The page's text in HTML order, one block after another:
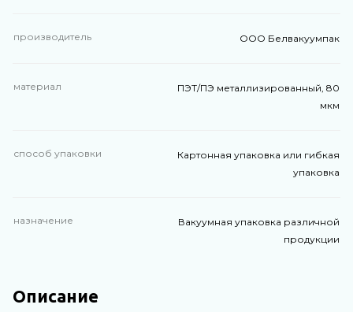
производитель ООО Белвакуумпак
материал
ПЭТ/ПЭ металлизированный, 80
мкм
способ упаковки
Картонная упаковка или гибкая
упаковка
назначение
Вакуумная упаковка различной
продукции
Описание